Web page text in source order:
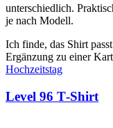
unterschiedlich.
je nach Modell.
Ich finde, das Shirt
Ergänzung zu einer
Hochzeitstag
Level 96 T‑Shirt